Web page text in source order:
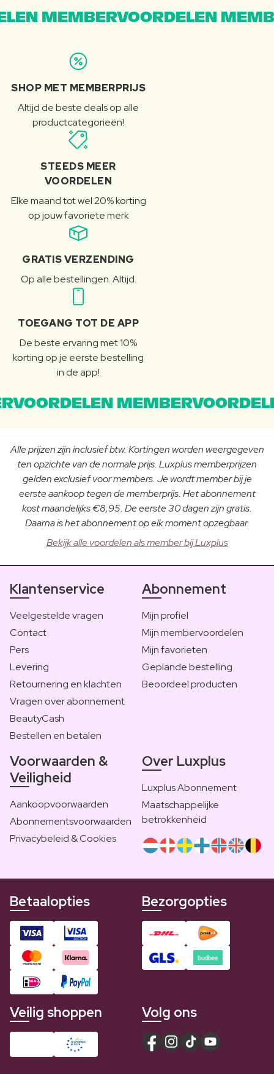
MEMBERVOORDELEN
SHOP MET MEMBERPRIJS
Altijd de beste deals op alle
productcategorieën!
STEEDS MEER
VOORDELEN
Elke maand tot wel 20% korting
op jouw favoriete merk
GRATIS VERZENDING
Op alle bestellingen. Altijd.
TOEGANG TOT DE APP
De beste ervaring met 10%
korting op je eerste bestelling
in de app!
Alle prijzen zijn inclusief btw. Kortingen worden weergegeven
ten opzichte van de normale prijs. Luxplus memberprijzen
gelden exclusief voor members. Je wordt member bij je
eerste aankoop tegen de memberprijs. Het abonnement
kost maandelijks €8,95. De eerste 30 dagen zijn gratis.
Daarna is het abonnement op elk moment opzegbaar.
Bekijk alle voordelen als member bij Luxplus
Klantenservice
Veelgestelde vragen
Contact
Pers
Levering
Retournering en klachten
Vragen over abonnement
BeautyCash
Bestellen en betalen
Abonnement
Mijn profiel
Mijn membervoordelen
Mijn favorieten
Geplande bestelling
Beoordeel producten
Voorwaarden &
Veiligheid
Aankoopvoorwaarden
Abonnementsvoorwaarden
Privacybeleid & Cookies
Over Luxplus
Luxplus Abonnement
Maatschappelijke
betrokkenheid
Betaalopties Bezorgopties
Veilig shoppen Volg ons